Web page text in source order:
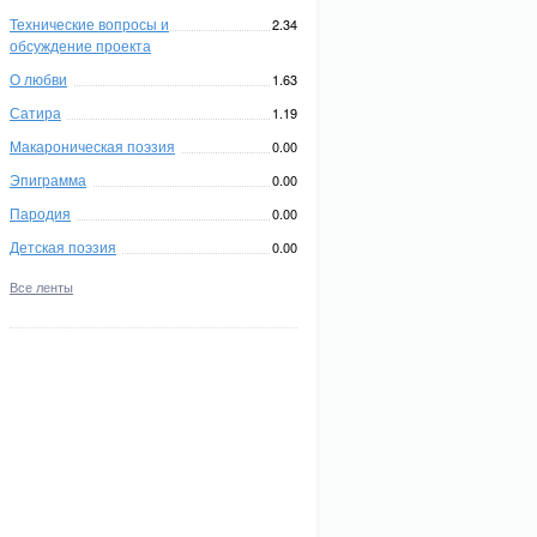
Технические вопросы и
обсуждение проекта
2.34
О любви 1.63
Сатира 1.19
Макароническая поэзия 0.00
Эпиграмма 0.00
Пародия 0.00
Детская поэзия 0.00
Все ленты